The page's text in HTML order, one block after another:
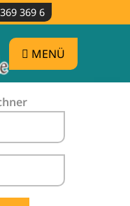
369 6
MENÜ
-